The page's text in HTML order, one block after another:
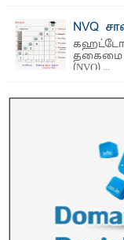
NVQ
தகைமை
(NVQ) ...